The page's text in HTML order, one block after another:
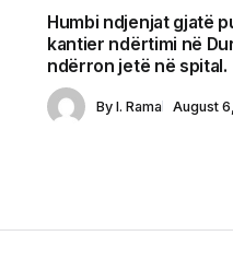
Humbi ndjenjat gjatë
kantier ndërtimi në
ndërron jetë në spital.
By I. Rama August